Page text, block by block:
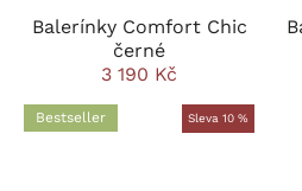
Balerínky Comfort Chic
černé
3 190 Kč
Bestseller Sleva 10 %